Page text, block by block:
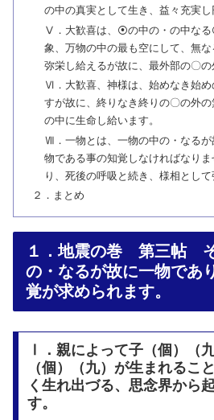
の中の真実として生き、益々充実し
Ⅴ．大歓喜は、⦿の中の・の中な
象、万物の中の最も空にして、無
弥栄し給えるが故に、最外部の〇の
Ⅵ．大歓喜、神様は、始めなき始め
すが故に、終りなき終りの〇の外の
の中に生命し給います。
Ⅶ．一物とは、一物の中の・なるが
物である事の知覚しなければなり
り、死後の呼吸と続き、様相として
２．まとめ
１．地震の巻 第三帖
の・なるが故に一物であ
覚が求められます。
Ⅰ．親によって子（個）（
（個）（九）が生まれるこ
く生れ出づる、思念界から
す。